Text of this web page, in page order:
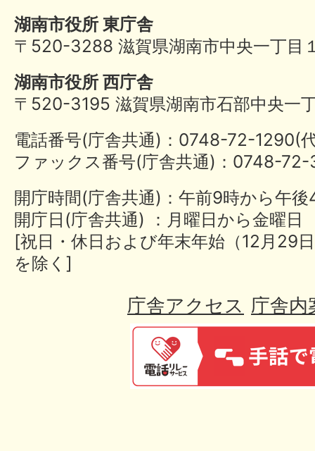
湖南市役所 東庁舎
〒520-3288 滋賀県湖南市中央一丁目
湖南市役所 西庁舎
〒520-3195 滋賀県湖南市石部中央一
電話番号(庁舎共通)：0748-72-
ファックス番号(庁舎共通)：0748-
開庁時間(庁舎共通)：午前9時から午
開庁日(庁舎共通) ：月曜日から金曜日
[祝日・休日および年末年始（12月29
を除く]
庁舎アクセス 庁舎内